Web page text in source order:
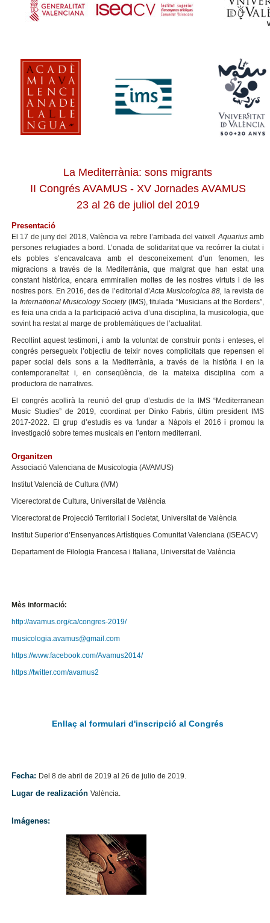
La Mediterrània: sons migrants
II Congrés AVAMUS - XV Jornades AVAMUS
23 al 26 de juliol del 2019
Presentació
El 17 de juny del 2018, València va rebre l’arribada del vaixell Aquariusamb
persones refugiades a bord. L’onada de solidaritat que va recórrer la ciutat i
els pobles s’encavalcava amb el desconeixement d’un fenomen, les
migracions a través de la Mediterrània, que malgrat que han estat una
constant històrica, encara emmirallen moltes de les nostres virtuts i de les
nostres pors. En 2016, des de l’editorial d’Acta Musicologica 88, la revista de
la International Musicology Society(IMS), titulada “Musicians at the Borders”,
es feia una crida a la participació activa d’una disciplina, la musicologia, que
sovint ha restat al marge de problemàtiques de l’actualitat.
Recollint aquest testimoni, i amb la voluntat de construir ponts i enteses, el
congrés persegueix l’objectiu de teixir noves complicitats que repensen el
paper social dels sons a la Mediterrània, a través de la història i en la
contemporaneïtat i, en conseqüència, de la mateixa disciplina com a
productora de narratives.
El congrés acollirà la reunió del grup d’estudis de la IMS “Mediterranean
Music Studies” de 2019, coordinat per Dinko Fabris, últim president IMS
2017-2022. El grup d’estudis es va fundar a Nàpols el 2016 i promou la
investigació sobre temes musicals en l’entorn mediterrani.
Organitzen
Associació Valenciana de Musicologia (AVAMUS)
Institut Valencià de Cultura (IVM)
Vicerectorat de Cultura, Universitat de València
Vicerectorat de Projecció Territorial i Societat, Universitat de València
Institut Superior d’Ensenyances Artístiques Comunitat Valenciana (ISEACV)
Departament de Filologia Francesa i Italiana, Universitat de València
Mès informació:
http://avamus.org/ca/congres-2019/
musicologia.avamus@gmail.com
https://www.facebook.com/Avamus2014/
https://twitter.com/avamus2
Enllaç al formulari d'inscripció al Congrés
Fecha: Del 8 de abril de 2019 al 26 de julio de 2019.
Lugar de realizaciónValència.
Imágenes: